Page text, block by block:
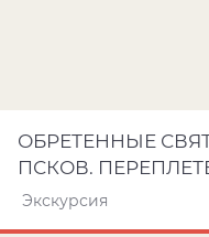
ОБРЕТЕННЫЕ
ПСКОВ.
Экскурсия